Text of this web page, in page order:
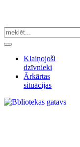
Klaiņojoši
dzīvnieki
Ārkārtas
situācijas